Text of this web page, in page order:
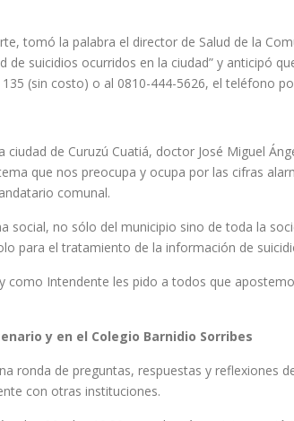
tomó la palabra el director de Salud de la
de suicidios ocurridos en la ciudad” y anticipó
(sin costo) o al 0810-444-5626, el teléfono
ciudad de Curuzú Cuatiá, doctor José Miguel
que nos preocupa y ocupa por las cifras
comunal.
social, no sólo del municipio sino de toda la
para el tratamiento de la información de
como Intendente les pido a todos que
y en el Colegio Barnidio Sorribes
ronda de preguntas, respuestas y reflexiones
con otras instituciones.